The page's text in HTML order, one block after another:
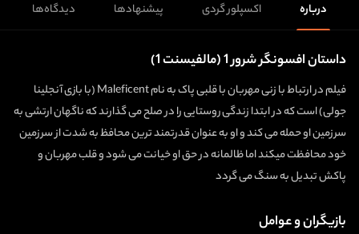
درباره اکسپلور گردی پیشنهادها دیدگاه‌ها
داستان افسونگر شرور 1 (مالفیسنت 1)
فیلم در ارتباط با زنی مهربان با قلبی پاک به نام Maleficent (با بازی آنجلینا
جولی) است که در ابتدا زندگی روستایی را در صلح می گذارند که ناگهان ارتشی به
سرزمین او حمله می کند و او به عنوان قدرتمند ترین محافظ به شدت از سرزمین
خود محافظت میکند اما ظالمانه در حق او خیانت می شود و قلب مهربان و
پاکش تبدیل به سنگ می گردد
بازیگران و عوامل